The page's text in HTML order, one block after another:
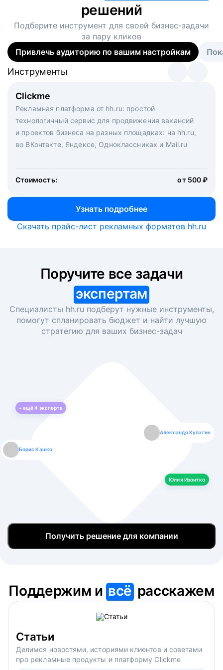
решений
Подберите инструмент для своей бизнес-задачи
за пару кликов
Привлечь аудиторию по вашим настройкам
Clickme
Рекламная платформа от hh.ru: простой
технологичный сервис для продвижения вакансий
и проектов бизнеса на разных площадках: на hh.ru,
во ВКонтакте, Яндексе, Одноклассниках и Mail.ru
Стоимость: от 500 ₽
Узнать подробнее
Инструменты
Вакансия дня
Рекламный формат для вакансий на главной странице
hh.ru. Увеличивает количество откликов
Инструменты
Массовый подбор под ключ. Решите, сколько
кандидатов и когда вам нужно, и за дело возьмутся
маркетологи, рекрутеры и проектные менеджеры
hh.ru с целым набором digital-инструментов
Инструменты
Скачать прайс-лист рекламных форматов hh.ru
экспертам
Специалисты hh.ru подберут нужные инструменты,
помогут спланировать бюджет и найти лучшую
стратегию для ваших бизнес-задач
+ ещё4 эксперта
Борис Кашко
Александр Кулагин
Юлия Изоитко
Юлия Изоитко
Даниил Макаров
Александр Кулагин
Екатерина Лазаренко
Даниил Макаров
Борис Кашко
Екатерина Лазаренко
Юлия Изоитко
Получить решение для компании
Поддержим ивсё расскажем
Статьи
Делимся новостями, историями клиентов и советами
про рекламные продукты и платформу Clickme